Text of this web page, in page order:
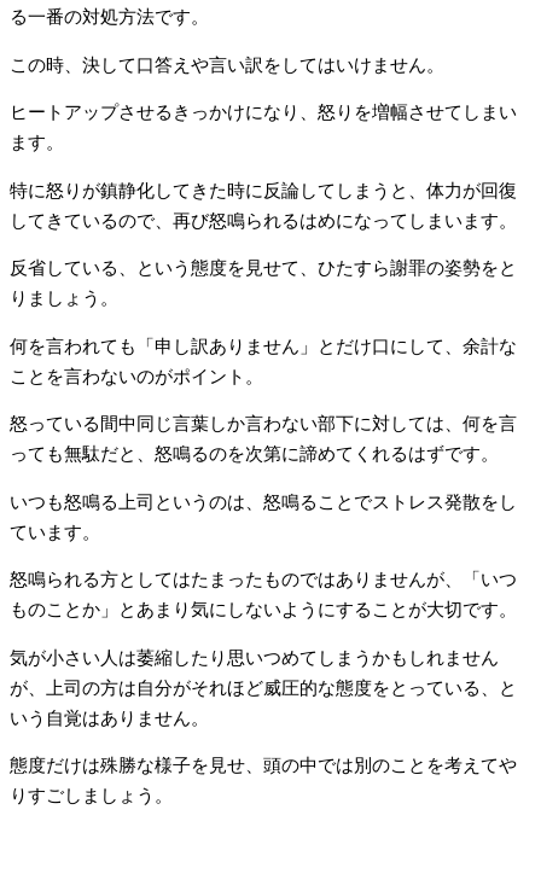
る一番の対処方法です。
この時、決して口答えや言い訳をしてはいけません。
ヒートアップさせるきっかけになり、怒りを増幅させてしまい
ます。
特に怒りが鎮静化してきた時に反論してしまうと、体力が回復
してきているので、再び怒鳴られるはめになってしまいます。
反省している、という態度を見せて、ひたすら謝罪の姿勢をと
りましょう。
何を言われても「申し訳ありません」とだけ口にして、余計な
ことを言わないのがポイント。
怒っている間中同じ言葉しか言わない部下に対しては、何を言
っても無駄だと、怒鳴るのを次第に諦めてくれるはずです。
いつも怒鳴る上司というのは、怒鳴ることでストレス発散をし
ています。
怒鳴られる方としてはたまったものではありませんが、「いつ
ものことか」とあまり気にしないようにすることが大切です。
気が小さい人は萎縮したり思いつめてしまうかもしれません
が、上司の方は自分がそれほど威圧的な態度をとっている、と
いう自覚はありません。
態度だけは殊勝な様子を見せ、頭の中では別のことを考えてや
りすごしましょう。